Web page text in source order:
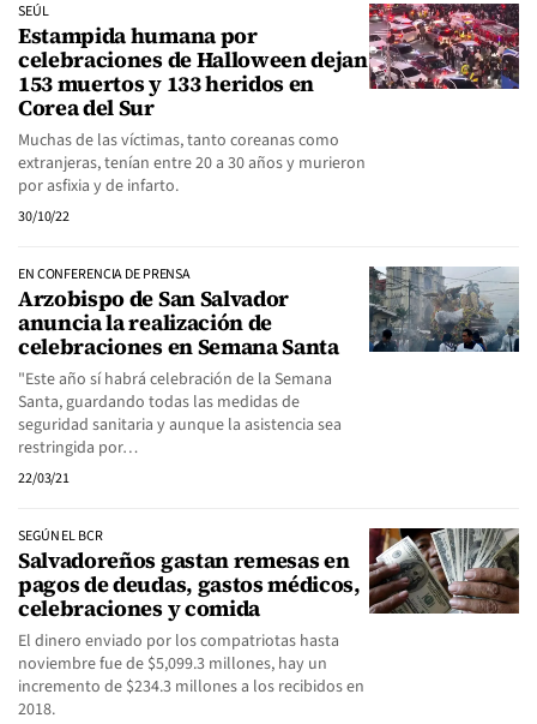
SEÚL
Estampida humana por
celebraciones de Halloween dejan
153 muertos y 133 heridos en
Corea del Sur
Muchas de las víctimas, tanto coreanas como
extranjeras, tenían entre 20 a 30 años y murieron
por asfixia y de infarto.
30/10/22
EN CONFERENCIA DE PRENSA
Arzobispo de San Salvador
anuncia la realización de
celebraciones en Semana Santa
"Este año sí habrá celebración de la Semana
Santa, guardando todas las medidas de
seguridad sanitaria y aunque la asistencia sea
restringida por…
22/03/21
SEGÚN EL BCR
Salvadoreños gastan remesas en
pagos de deudas, gastos médicos,
celebraciones y comida
El dinero enviado por los compatriotas hasta
noviembre fue de $5,099.3 millones, hay un
incremento de $234.3 millones a los recibidos en
2018.